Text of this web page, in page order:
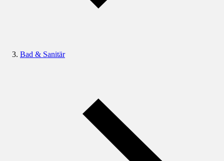
Bad & Sanitär